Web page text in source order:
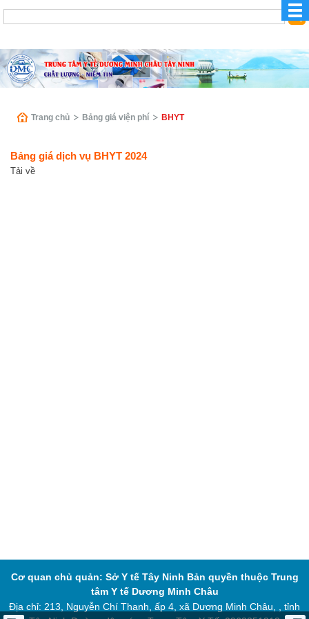
Trang chủ Bảng giá viện phí BHYT
Bảng giá dịch vụ BHYT 2024
Tải về
Cơ quan chủ quản: Sở Y tế Tây Ninh Bản quyền thuộc Trung
tâm Y tế Dương Minh Châu
Địa chỉ: 213, Nguyễn Chí Thanh, ấp 4, xã Dương Minh Châu, , tỉnh